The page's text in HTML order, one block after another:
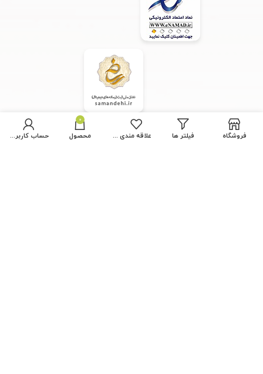
فروشگاه فیلتر ها علاقه مندی ها
0
محصول حساب کاربری من